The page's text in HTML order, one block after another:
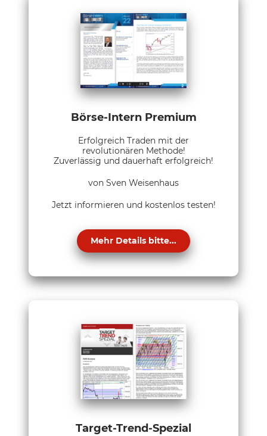
Börse-Intern Premium
Erfolgreich Traden mit der
revolutionären Methode!
Zuverlässig und dauerhaft erfolgreich!
von Sven Weisenhaus
Jetzt informieren und kostenlos testen!
Mehr Details bitte...
Target-Trend-Spezial